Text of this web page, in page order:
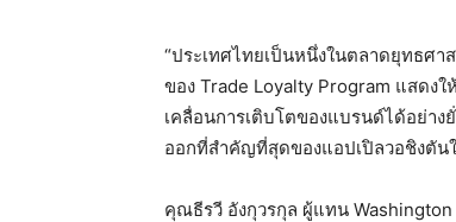
“ประเทศไทยเป็นหนึ่งในตลาดยุทธศา
ของ Trade Loyalty Program แสดง
เคลื่อนการเติบโตของแบรนด์ได้อย่าง
ออกที่สำคัญที่สุดของแอปเปิลวอชิงตัน
คุณธีรวี อังกุวรกุล ผู้แทน